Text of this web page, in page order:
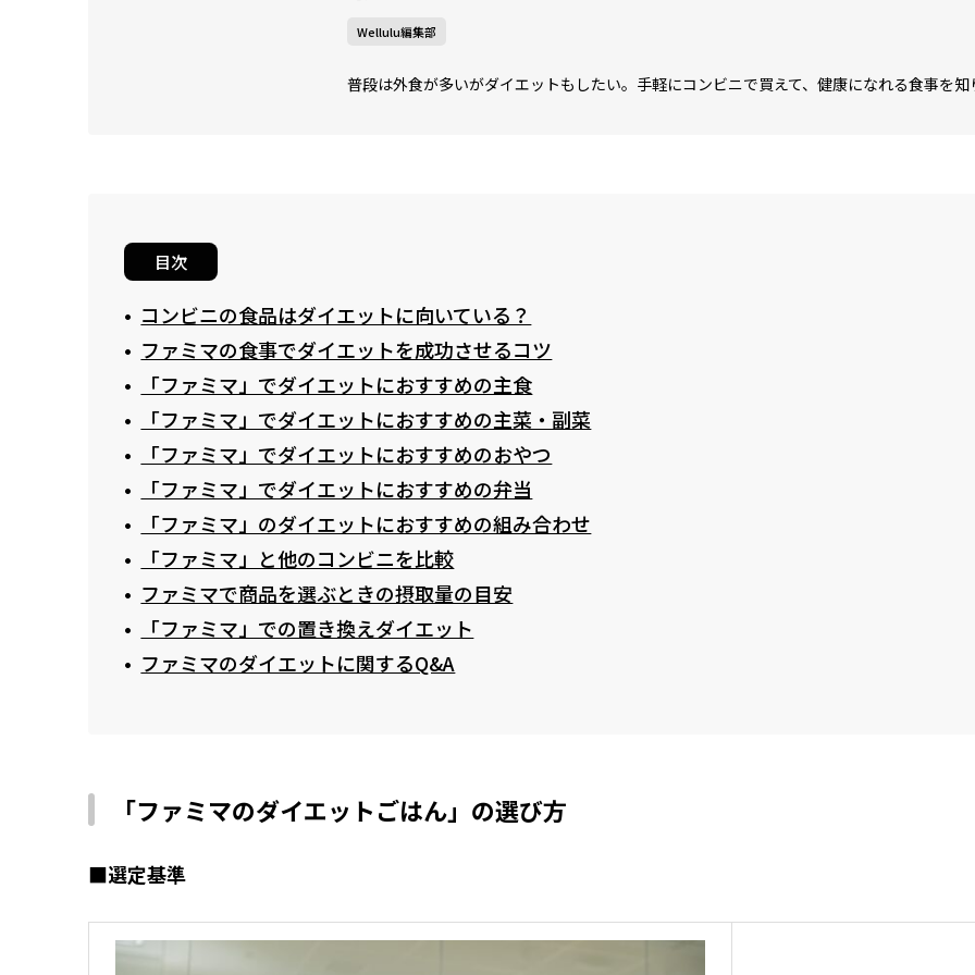
Wellulu編集部
普段は外食が多いがダイエットもしたい。手軽にコンビニで買えて、健康になれる食事を知
目次
コンビニの食品はダイエットに向いている？
ファミマの食事でダイエットを成功させるコツ
「ファミマ」でダイエットにおすすめの主食
「ファミマ」でダイエットにおすすめの主菜・副菜
「ファミマ」でダイエットにおすすめのおやつ
「ファミマ」でダイエットにおすすめの弁当
「ファミマ」のダイエットにおすすめの組み合わせ
「ファミマ」と他のコンビニを比較
ファミマで商品を選ぶときの摂取量の目安
「ファミマ」での置き換えダイエット
ファミマのダイエットに関するQ&A
「ファミマのダイエットごはん」の選び方
■選定基準